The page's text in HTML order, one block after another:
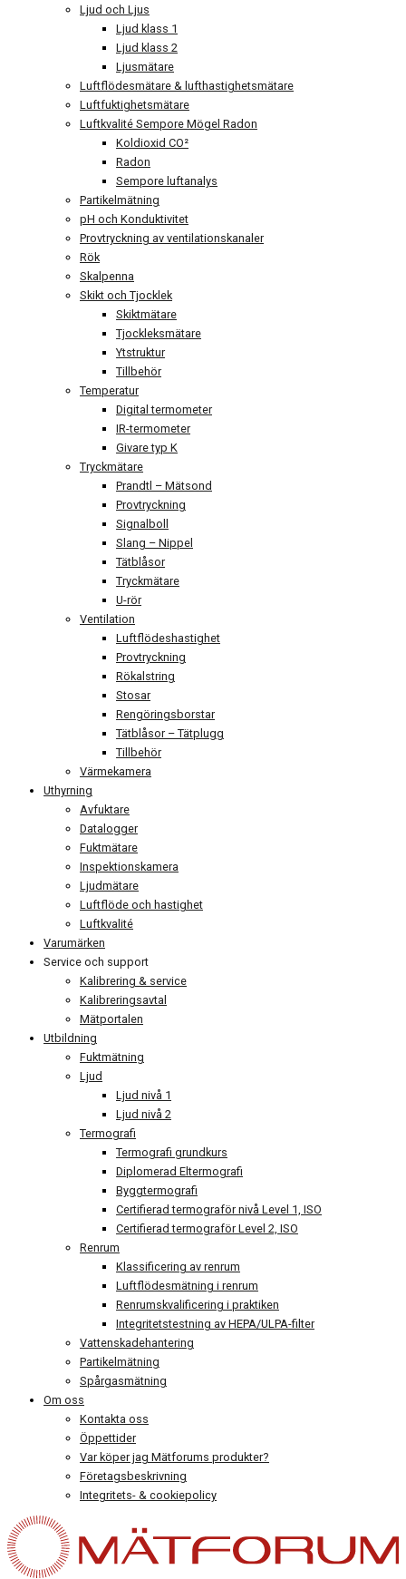
Ljud och Ljus
Ljud klass 1
Ljud klass 2
Ljusmätare
Luftflödesmätare & lufthastighetsmätare
Luftfuktighetsmätare
Luftkvalité Sempore Mögel Radon
Koldioxid CO²
Radon
Sempore luftanalys
Partikelmätning
pH och Konduktivitet
Provtryckning av ventilationskanaler
Rök
Skalpenna
Skikt och Tjocklek
Skiktmätare
Tjockleksmätare
Ytstruktur
Tillbehör
Temperatur
Digital termometer
IR-termometer
Givare typ K
Tryckmätare
Prandtl – Mätsond
Provtryckning
Signalboll
Slang – Nippel
Tätblåsor
Tryckmätare
U-rör
Ventilation
Luftflödeshastighet
Provtryckning
Rökalstring
Stosar
Rengöringsborstar
Tätblåsor – Tätplugg
Tillbehör
Värmekamera
Uthyrning
Avfuktare
Datalogger
Fuktmätare
Inspektionskamera
Ljudmätare
Luftflöde och hastighet
Luftkvalité
Varumärken
Service och support
Kalibrering & service
Kalibreringsavtal
Mätportalen
Utbildning
Fuktmätning
Ljud
Ljud nivå 1
Ljud nivå 2
Termografi
Termografi grundkurs
Diplomerad Eltermografi
Byggtermografi
Certifierad termograför nivå Level 1, ISO
Certifierad termograför Level 2, ISO
Renrum
Klassificering av renrum
Luftflödesmätning i renrum
Renrumskvalificering i praktiken
Integritetstestning av HEPA/ULPA-filter
Vattenskadehantering
Partikelmätning
Spårgasmätning
Om oss
Kontakta oss
Öppettider
Var köper jag Mätforums produkter?
Företagsbeskrivning
Integritets- & cookiepolicy